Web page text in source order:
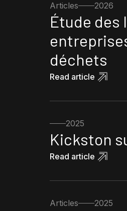
Articles 2026
Étude des
déchets
Read article
2025
Kickston
Read article
Articles 2025